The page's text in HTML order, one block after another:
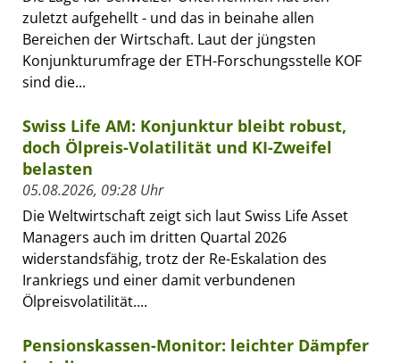
zuletzt aufgehellt - und das in beinahe allen
Bereichen der Wirtschaft. Laut der jüngsten
Konjunkturumfrage der ETH-Forschungsstelle KOF
sind die...
Swiss Life AM: Konjunktur bleibt robust,
doch Ölpreis-Volatilität und KI-Zweifel
belasten
05.08.2026, 09:28 Uhr
Die Weltwirtschaft zeigt sich laut Swiss Life Asset
Managers auch im dritten Quartal 2026
widerstandsfähig, trotz der Re-Eskalation des
Irankriegs und einer damit verbundenen
Ölpreisvolatilität....
Pensionskassen-Monitor: leichter Dämpfer